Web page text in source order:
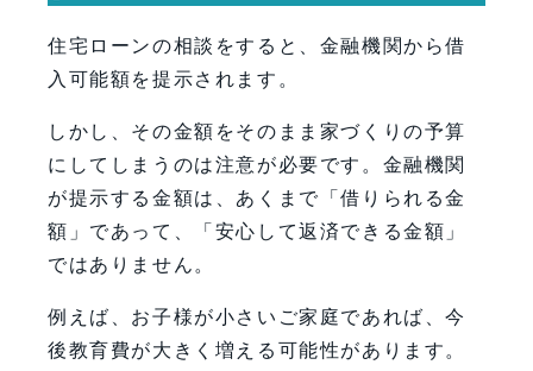
住宅ローンの相談をすると、金融機関から借
入可能額を提示されます。
しかし、その金額をそのまま家づくりの予算
にしてしまうのは注意が必要です。金融機関
が提示する金額は、あくまで「借りられる金
額」であって、「安心して返済できる金額」
ではありません。
例えば、お子様が小さいご家庭であれば、今
後教育費が大きく増える可能性があります。